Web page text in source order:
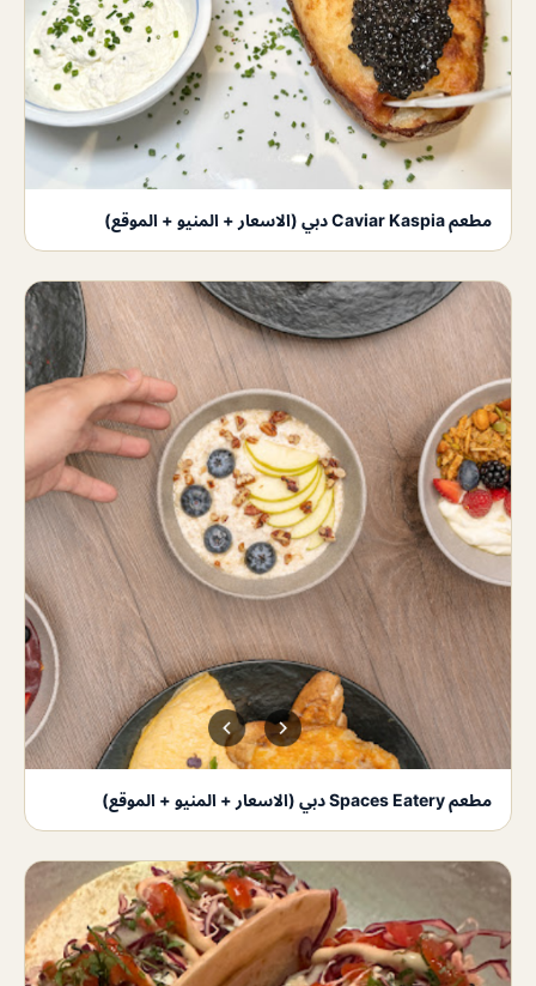
مطعم Caviar Kaspia دبي (الاسعار + المنيو + الموقع)
مطعم Spaces Eatery دبي (الاسعار + المنيو + الموقع)